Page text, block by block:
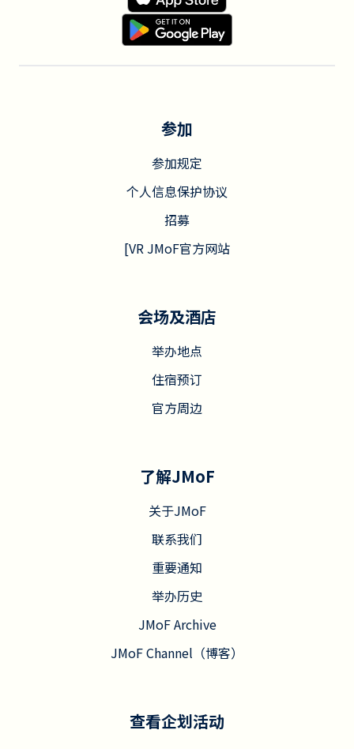
参加
参加规定
个人信息保护协议
招募
[VR JMoF官方网站
会场及酒店
举办地点
住宿预订
官方周边
了解JMoF
关于JMoF
联系我们
重要通知
举办历史
JMoF Archive
JMoF Channel（博客）
查看企划活动